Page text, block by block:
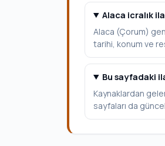
Alaca icralık
Alaca (Çorum)
tarihi, konum ve
Bu sayfadaki
Kaynaklardan
sayfaları da